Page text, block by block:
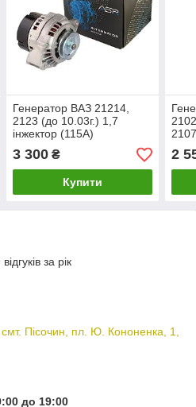
Генератор ВАЗ 21214,
2123 (до 10.03г.) 1,7
інжектор (115A)
(виробництво ASR, Чехія)
3 300₴
Купити
2
за рік
смт. Пісочин, пл. Ю. Кононенка, 1,
до 19:00